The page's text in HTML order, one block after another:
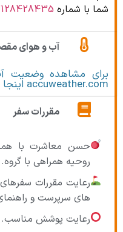
شما با شماره
آب و هوای
برای مشاهده وضعیت
accuweather.com اینجا کلیک کنید
مقررات سفر
حسن معاشرت با
روحیه همراهی با گروه.
رعایت مقررات
های سرپرست و
رعایت پوشش مناسب.